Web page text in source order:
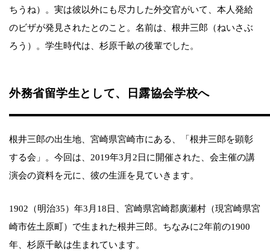
ちうね）。実は彼以外にも尽力した外交官がいて、本人発給
のビザが発見されたとのこと。名前は、根井三郎（ねいさぶ
ろう）。学生時代は、杉原千畝の後輩でした。
外務省留学生として、日露協会学校へ
根井三郎の出生地、宮崎県宮崎市にある、「根井三郎を顕彰
する会」。今回は、2019年3月2日に開催された、会主催の講
演会の資料を元に、彼の生涯を見ていきます。
1902（明治35）年3月18日、宮崎県宮崎郡廣瀬村（現宮崎県宮
崎市佐土原町）で生まれた根井三郎。ちなみに2年前の1900
年、杉原千畝は生まれています。